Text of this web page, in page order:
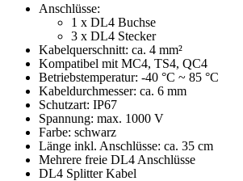
Anschlüsse:
1 x DL4 Buchse
3 x DL4 Stecker
Kabelquerschnitt: ca. 4 mm²
Kompatibel mit MC4, TS4, QC4
Betriebstemperatur: -40 °C ~ 85 °C
Kabeldurchmesser: ca. 6 mm
Schutzart: IP67
Spannung: max. 1000 V
Farbe: schwarz
Länge inkl. Anschlüsse: ca. 35 cm
Mehrere freie DL4 Anschlüsse
DL4 Splitter Kabel